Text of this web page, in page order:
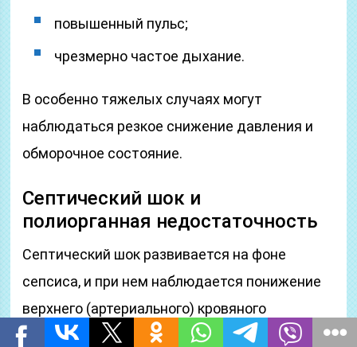
повышенный пульс;
чрезмерно частое дыхание.
В особенно тяжелых случаях могут
наблюдаться резкое снижение давления и
обморочное состояние.
Септический шок и
полиорганная недостаточность
Септический шок развивается на фоне
сепсиса, и при нем наблюдается понижение
верхнего (артериального) кровяного
давления ниже 90 мм рт. ст. При этом